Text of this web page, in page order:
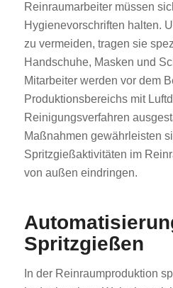
Reinraumarbeiter müssen
Hygienevorschriften halten.
zu vermeiden, tragen sie
Handschuhe, Masken und
Mitarbeiter werden vor dem
Produktionsbereichs mit
Reinigungsverfahren
Maßnahmen gewährleisten
Spritzgießaktivitäten im
von außen eindringen.
Spritzgießen
In der Reinraumproduktion